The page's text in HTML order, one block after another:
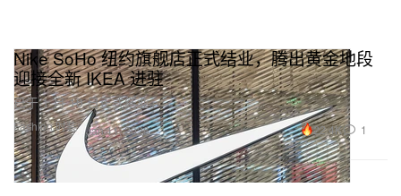
Fashion 时装
Nike SoHo 纽约旗舰店正式结业，腾出黄金地段
迎接全新 IKEA 进驻
已于 1 月 10 日正式结业。
Jan 11, 2026 22.4K 1